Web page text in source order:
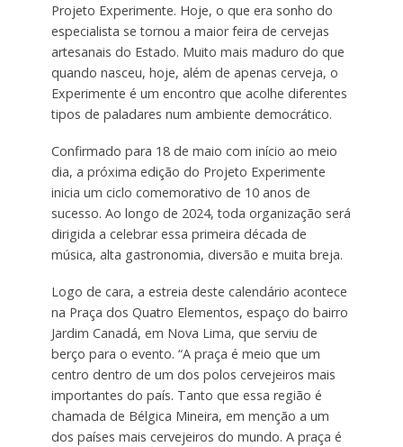
Projeto Experimente. Hoje, o que era sonho do
especialista se tornou a maior feira de cervejas
artesanais do Estado. Muito mais maduro do que
quando nasceu, hoje, além de apenas cerveja, o
Experimente é um encontro que acolhe diferentes
tipos de paladares num ambiente democrático.
Confirmado para 18 de maio com início ao meio
dia, a próxima edição do Projeto Experimente
inicia um ciclo comemorativo de 10 anos de
sucesso. Ao longo de 2024, toda organização será
dirigida a celebrar essa primeira década de
música, alta gastronomia, diversão e muita breja.
Logo de cara, a estreia deste calendário acontece
na Praça dos Quatro Elementos, espaço do bairro
Jardim Canadá, em Nova Lima, que serviu de
berço para o evento. “A praça é meio que um
centro dentro de um dos polos cervejeiros mais
importantes do país. Tanto que essa região é
chamada de Bélgica Mineira, em menção a um
dos países mais cervejeiros do mundo. A praça é